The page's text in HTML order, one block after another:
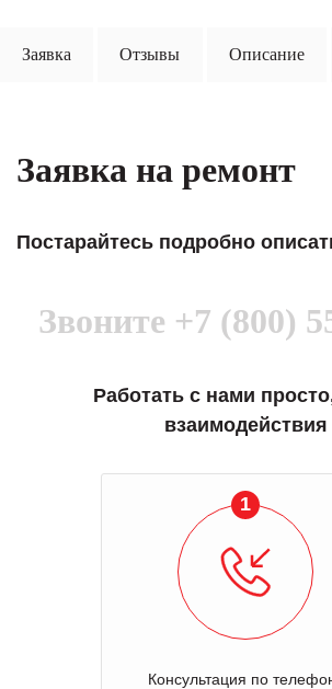
Заявка Отзывы Описание
Заявка на ремонт
Постарайтесь подробно
Звоните +7 (800)
Работать с нами
взаимодействия
1
Консультация по